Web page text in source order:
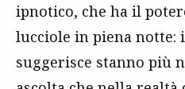
ipnotico, che ha il
lucciole in piena notte:
suggerisce stanno più